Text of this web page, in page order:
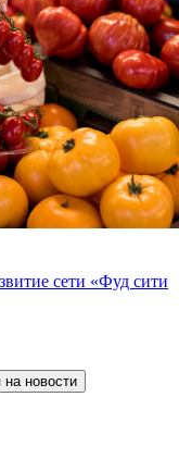
сети «Фуд сити
на новости